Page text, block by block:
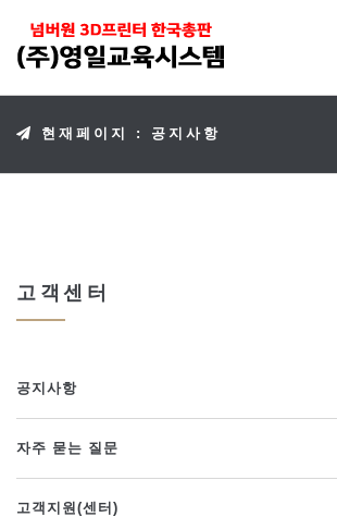
현재페이지 : 공지사항
고객센터
공지사항
자주 묻는 질문
고객지원(센터)